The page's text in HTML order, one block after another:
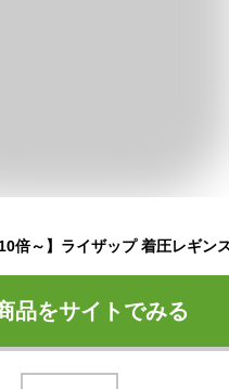
品をサイトでみる